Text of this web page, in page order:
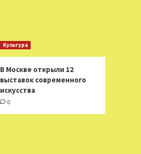
Культура
В Москве открыли 12
выставок современного
искусства
0